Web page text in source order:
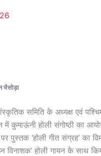
भैसोड़ा
समिति के अध्यक्ष एवं
में कुमाऊंनी होली संगोष्ठी का
‘होली गीत संग्रह’ का
विनाशक’ होली गायन के साथ